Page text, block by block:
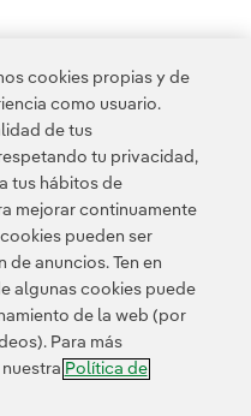
5 >
Información legal
cookies propias y de
como usuario.
de tus
tu privacidad,
tus hábitos de
mejorar continuamente
pueden ser
anuncios. Ten en
algunas cookies puede
de la web (por
Para más
Política de